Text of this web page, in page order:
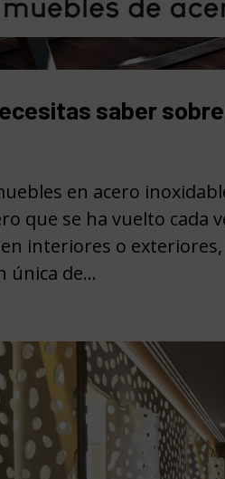
saber
en acero
que se ha vuelto cada
en interiores o
única de...